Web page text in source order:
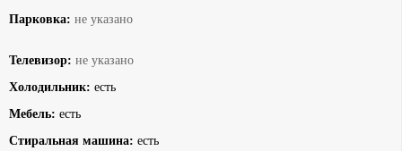
Парковка: не указано
Телевизор: не указано
Холодильник: есть
Мебель: есть
Стиральная машина: есть